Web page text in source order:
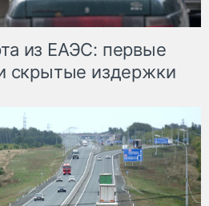
из ЕАЭС: первые
скрытые издержки